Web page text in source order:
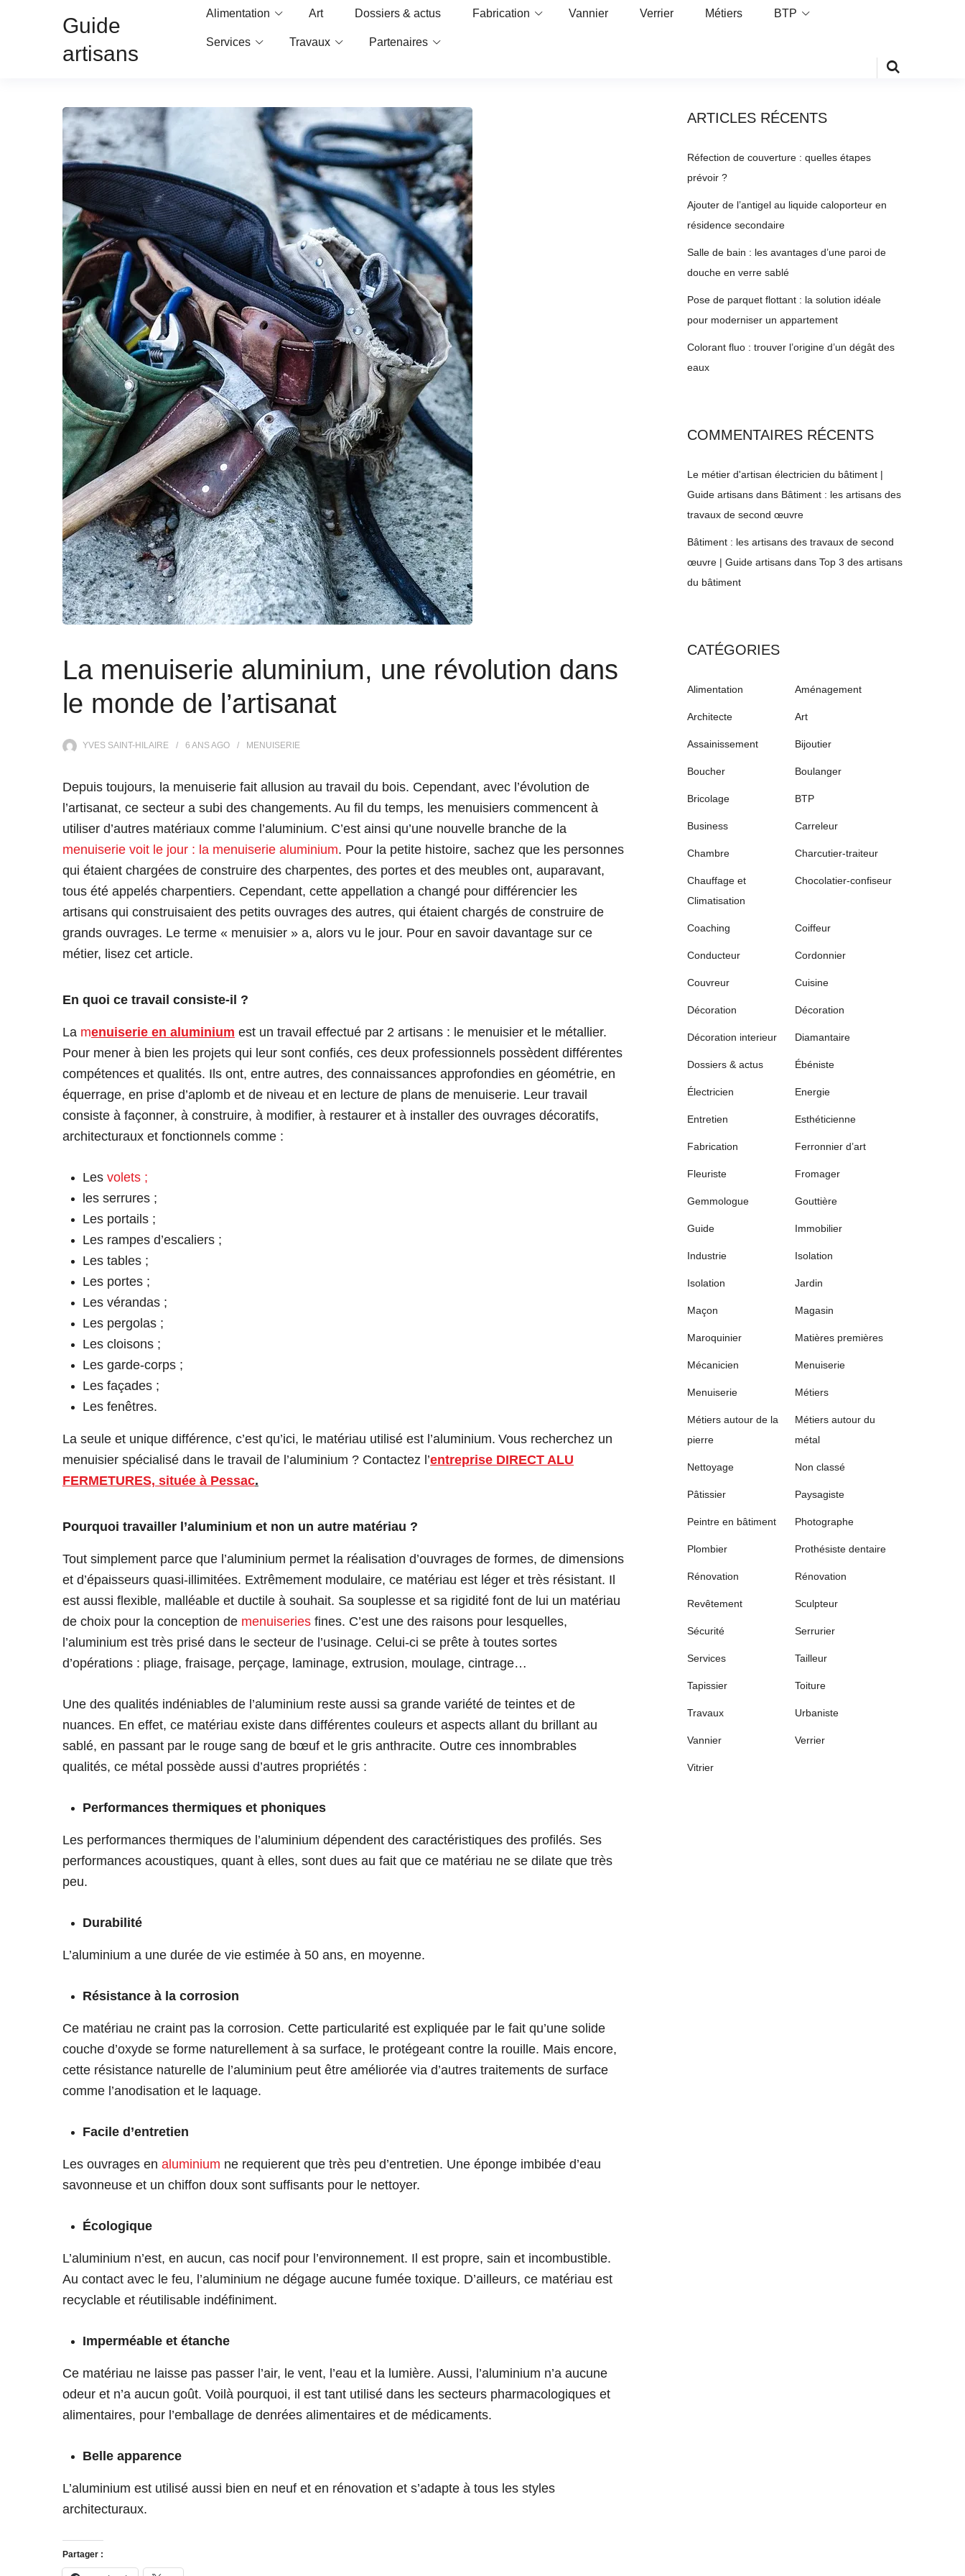
Guide
artisans
Alimentation Art Dossiers & actus Fabrication Vannier Verrier Métiers BTP
Services Travaux Partenaires
La menuiserie aluminium, une révolution dans
le monde de l’artisanat
YVES SAINT-HILAIRE 6 ANSAGO MENUISERIE
Depuis toujours, la menuiserie fait allusion au travail du bois. Cependant, avec l’évolution de
l’artisanat, ce secteur a subi des changements. Au fil du temps, les menuisiers commencent à
utiliser d’autres matériaux comme l’aluminium. C’est ainsi qu’une nouvelle branche de la
menuiserie voit le jour : la menuiserie aluminium. Pour la petite histoire, sachez que les personnes
qui étaient chargées de construire des charpentes, des portes et des meubles ont, auparavant,
tous été appelés charpentiers. Cependant, cette appellation a changé pour différencier les
artisans qui construisaient des petits ouvrages des autres, qui étaient chargés de construire de
grands ouvrages. Le terme « menuisier » a, alors vu le jour. Pour en savoir davantage sur ce
métier, lisez cet article.
En quoi ce travail consiste-il ?
La menuiserie en aluminium est un travail effectué par 2 artisans : le menuisier et le métallier.
Pour mener à bien les projets qui leur sont confiés, ces deux professionnels possèdent différentes
compétences et qualités. Ils ont, entre autres, des connaissances approfondies en géométrie, en
équerrage, en prise d’aplomb et de niveau et en lecture de plans de menuiserie. Leur travail
consiste à façonner, à construire, à modifier, à restaurer et à installer des ouvrages décoratifs,
architecturaux et fonctionnels comme :
Les volets ;
es serrures ;
Les portails ;
Les rampes d’escaliers ;
Les tables ;
Les portes ;
Les vérandas ;
Les pergolas ;
Les cloisons ;
Les garde-corps ;
Les façades ;
Les fenêtres.
La seule et unique différence, c’est qu’ici, le matériau utilisé est l’aluminium. Vous recherchez un
menuisier spécialisé dans le travail de l’aluminium ? Contactez l’entreprise DIRECT ALU
FERMETURES, située à Pessac.
Pourquoi travailler l’aluminium et non un autre matériau ?
Tout simplement parce que l’aluminium permet la réalisation d’ouvrages de formes, de dimensions
et d’épaisseurs quasi-illimitées. Extrêmement modulaire, ce matériau est léger et très résistant. Il
est aussi flexible, malléable et ductile à souhait. Sa souplesse et sa rigidité font de lui un matériau
de choix pour la conception de menuiseries fines. C’est une des raisons pour lesquelles,
l’aluminium est très prisé dans le secteur de l’usinage. Celui-ci se prête à toutes sortes
d’opérations : pliage, fraisage, perçage, laminage, extrusion, moulage, cintrage…
Une des qualités indéniables de l’aluminium reste aussi sa grande variété de teintes et de
nuances. En effet, ce matériau existe dans différentes couleurs et aspects allant du brillant au
sablé, en passant par le rouge sang de bœuf et le gris anthracite. Outre ces innombrables
qualités, ce métal possède aussi d’autres propriétés :
Performances thermiques et phoniques
Les performances thermiques de l’aluminium dépendent des caractéristiques des profilés. Ses
performances acoustiques, quant à elles, sont dues au fait que ce matériau ne se dilate que très
peu.
Durabilité
L’aluminium a une durée de vie estimée à 50 ans, en moyenne.
Résistance à la corrosion
Ce matériau ne craint pas la corrosion. Cette particularité est expliquée par le fait qu’une solide
couche d’oxyde se forme naturellement à sa surface, le protégeant contre la rouille. Mais encore,
cette résistance naturelle de l’aluminium peut être améliorée via d’autres traitements de surface
comme l’anodisation et le laquage.
Facile d’entretien
Les ouvrages en aluminium ne requierent que très peu d’entretien. Une éponge imbibée d’eau
savonneuse et un chiffon doux sont suffisants pour le nettoyer.
Écologique
L’aluminium n’est, en aucun, cas nocif pour l’environnement. Il est propre, sain et incombustible.
Au contact avec le feu, l’aluminium ne dégage aucune fumée toxique. D’ailleurs, ce matériau est
recyclable et réutilisable indéfiniment.
Imperméable et étanche
Ce matériau ne laisse pas passer l’air, le vent, l’eau et la lumière. Aussi, l’aluminium n’a aucune
odeur et n’a aucun goût. Voilà pourquoi, il est tant utilisé dans les secteurs pharmacologiques et
alimentaires, pour l’emballage de denrées alimentaires et de médicaments.
Belle apparence
L’aluminium est utilisé aussi bien en neuf et en rénovation et s’adapte à tous les styles
architecturaux.
Partager :
ARTICLES RÉCENTS
Réfection de couverture : quelles étapes
prévoir ?
Ajouter de l’antigel au liquide caloporteur en
résidence secondaire
Salle de bain : les avantages d’une paroi de
douche en verre sablé
Pose de parquet flottant : la solution idéale
pour moderniser un appartement
Colorant fluo : trouver l’origine d’un dégât des
eaux
COMMENTAIRES RÉCENTS
Le métier d'artisan électricien du bâtiment |
Guide artisans dans Bâtiment : les artisans des
travaux de second œuvre
Bâtiment : les artisans des travaux de second
œuvre | Guide artisans dans Top 3 des artisans
du bâtiment
CATÉGORIES
Alimentation Aménagement
Architecte Art
Assainissement Bijoutier
Boucher Boulanger
Bricolage BTP
Business Carreleur
Chambre Charcutier-traiteur
Chauffage et
Climatisation
Chocolatier-confiseur
Coaching Coiffeur
Conducteur Cordonnier
Couvreur Cuisine
Décoration Décoration
Décoration interieur Diamantaire
Dossiers & actus Ébéniste
Électricien Energie
Entretien Esthéticienne
Fabrication Ferronnier d’art
Fleuriste Fromager
Gemmologue Gouttière
Guide Immobilier
Industrie Isolation
Isolation Jardin
Maçon Magasin
Maroquinier Matières premières
Mécanicien Menuiserie
Menuiserie Métiers
Métiers autour de la
pierre
Métiers autour du
métal
Nettoyage Non classé
Pâtissier Paysagiste
Peintre en bâtiment Photographe
Plombier Prothésiste dentaire
Rénovation Rénovation
Revêtement Sculpteur
Sécurité Serrurier
Services Tailleur
Tapissier Toiture
Travaux Urbaniste
Vannier Verrier
Vitrier